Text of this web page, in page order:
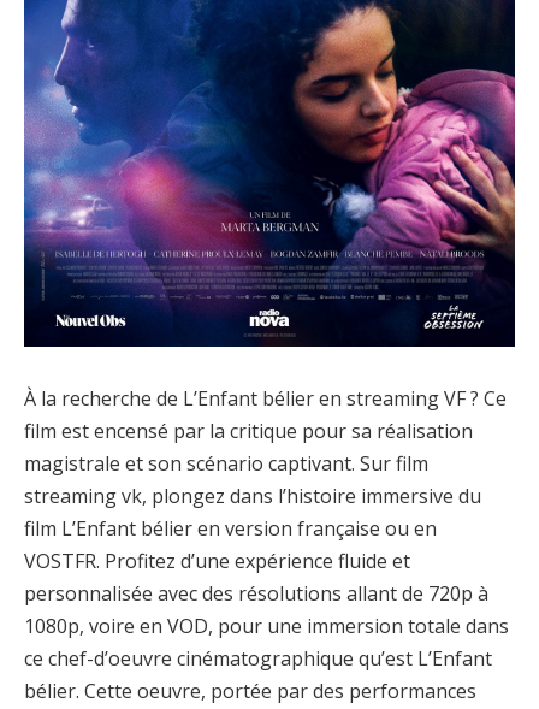
À la recherche de L’Enfant bélier en streaming VF ? Ce
film est encensé par la critique pour sa réalisation
magistrale et son scénario captivant. Sur film
streaming vk, plongez dans l’histoire immersive du
film L’Enfant bélier en version française ou en
VOSTFR. Profitez d’une expérience fluide et
personnalisée avec des résolutions allant de 720p à
1080p, voire en VOD, pour une immersion totale dans
ce chef-d’oeuvre cinématographique qu’est L’Enfant
bélier. Cette oeuvre, portée par des performances